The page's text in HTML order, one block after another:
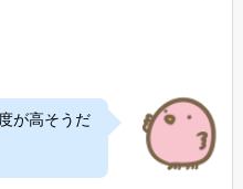
が高そうだ